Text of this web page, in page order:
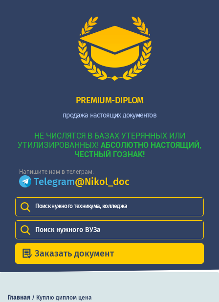
PREMIUM-DIPLOM
продажа настоящих документов
НЕ ЧИСЛЯТСЯ В БАЗАХ УТЕРЯННЫХ ИЛИ
УТИЛИЗИРОВАННЫХ! АБСОЛЮТНО НАСТОЯЩИЙ,
ЧЕСТНЫЙ ГОЗНАК!
Напишите нам в телеграм:
Telegram@Nikol_doc
Поиск нужного техникума, колледжа
Поиск нужного ВУЗа
Заказать документ
Главная / Куплю диплом цена